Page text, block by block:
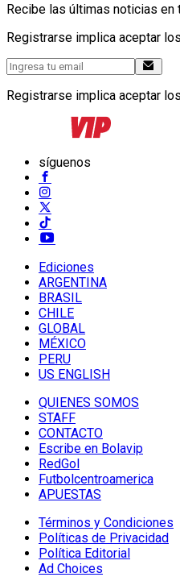
Recibe las últimas noticias en
Registrarse implica aceptar los
Registrarse implica aceptar los
síguenos
Ediciones
ARGENTINA
BRASIL
CHILE
GLOBAL
MÉXICO
PERU
US ENGLISH
QUIENES SOMOS
STAFF
CONTACTO
Escribe en Bolavip
RedGol
Futbolcentroamerica
APUESTAS
Términos y Condiciones
Políticas de Privacidad
Política Editorial
Ad Choices